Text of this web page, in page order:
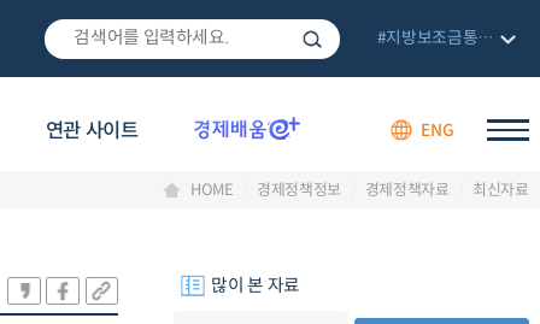
연관 사이트 ENG
#지방보조금통합관리망
HOME 경제정책정보 경제정책자료 최신자료
많이 본 자료